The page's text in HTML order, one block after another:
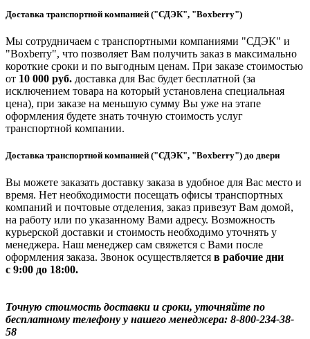
Доставка транспортной компанией ("СДЭК", "Boxberry")
Мы сотрудничаем с транспортными компаниями "СДЭК" и
"Boxberry", что позволяет Вам получить заказ в максимально
короткие сроки и по выгодным ценам. При заказе стоимостью
от 10 000 руб. доставка для Вас будет бесплатной (за
исключением товара на который установлена специальная
цена), при заказе на меньшую сумму Вы уже на этапе
оформления будете знать точную стоимость услуг
транспортной компании.
Доставка транспортной компанией ("СДЭК", "Boxberry") до двери
Вы можете заказать доставку заказа в удобное для Вас место и
время. Нет необходимости посещать офисы транспортных
компаний и почтовые отделения, заказ привезут Вам домой,
на работу или по указанному Вами адресу. Возможность
курьерской доставки и стоимость необходимо уточнять у
менеджера. Наш менеджер сам свяжется с Вами после
оформления заказа. Звонок осуществляется в рабочие дни
с 9:00 до 18:00.
Точную стоимость доставки и сроки, уточняйте по
бесплатному телефону у нашего менеджера: 8-800-234-38-
58